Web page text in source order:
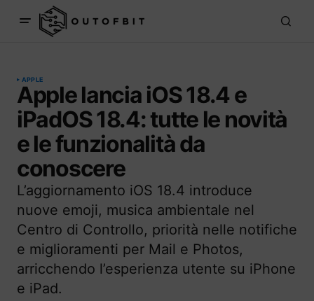
APPLE
Apple lancia iOS 18.4 e
iPadOS 18.4: tutte le novità
e le funzionalità da
conoscere
L’aggiornamento iOS 18.4 introduce
nuove emoji, musica ambientale nel
Centro di Controllo, priorità nelle notifiche
e miglioramenti per Mail e Photos,
arricchendo l’esperienza utente su iPhone
e iPad.